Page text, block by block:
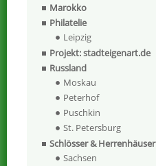
Marokko
Philatelie
Leipzig
Projekt: stadteigenart.de
Russland
Moskau
Peterhof
Puschkin
St. Petersburg
Schlösser & Herrenhäuser
Sachsen